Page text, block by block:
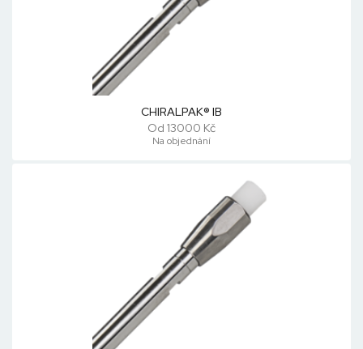
CHIRALPAK® IB
Od 13000 Kč
Na objednání